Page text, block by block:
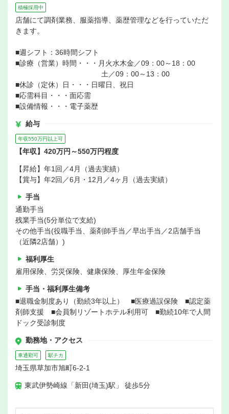
積極採用中
店舗にて調剤業務、服薬指導、薬歴管理などを行っていただ
きます。
■週シフト：36時間シフト
■診療（営業）時間・・・月火水木金／09：00～18：00
土／09：00～13：00
■休診（定休）日・・・日曜日、祝日
■応需科目・・・面応需
■設備情報・・・電子薬歴
給与
年収550万円以上可
【年収】420万円～550万円程度
【昇給】年1回／4月（過去実績）
【賞与】年2回／6月・12月／4ヶ月（過去実績）
手当
通勤手当
残業手当(5分単位で支給)
その他手当(役職手当、薬剤師手当／早出手当／2店舗手当
（近隣2店舗）)
福利厚生
雇用保険、労災保険、健康保険、厚生年金保険
手当・福利厚生備考
■退職金制度あり（勤続3年以上） ■医療過誤保険 ■認定薬
剤師支援 ■会員制リゾートホテル利用可 ■勤続10年で人間
ドック受診制度
勤務地・アクセス
車通勤可 駅チカ
埼玉県草加市旭町6-2-1
東武伊勢崎線「新田(埼玉)駅」 徒歩5分